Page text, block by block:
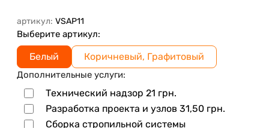
артикул: VSAP11
Выберите артикул:
Белый Коричневый, Графитовый
Дополнительные услуги:
Технический надзор 21 грн.
Разработка проекта и узлов 31,50 грн.
Сборка стропильной системы